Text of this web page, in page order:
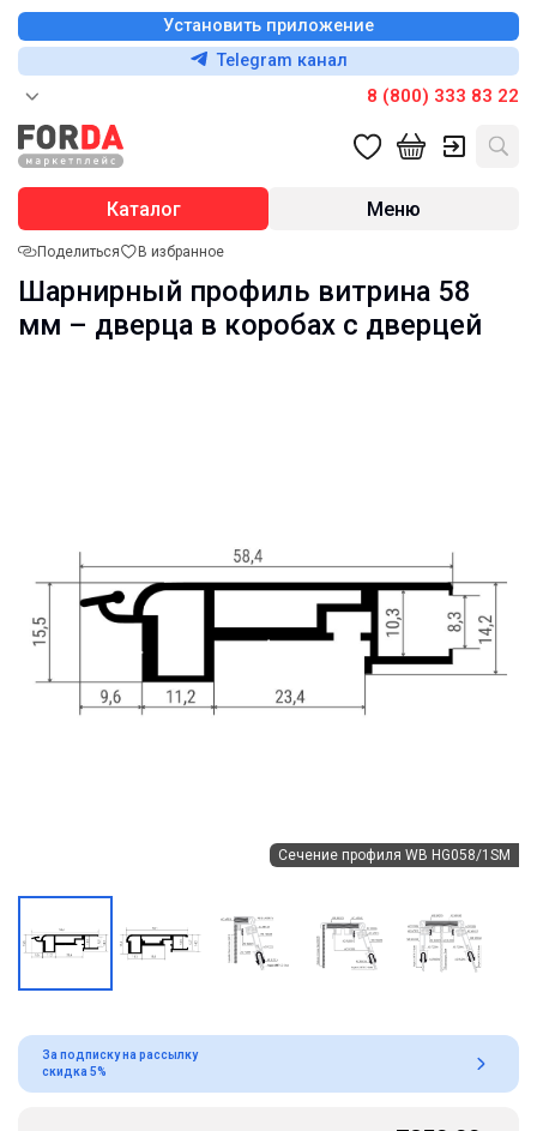
Установить приложение
Telegram канал
8 (800) 333 83 22
Каталог Меню
Поделиться В избранное
Шарнирный профиль витрина 58
мм – дверца в коробах с дверцей
Сечение профиля WB HG058/1SM
За подписку на рассылку
скидка 5%